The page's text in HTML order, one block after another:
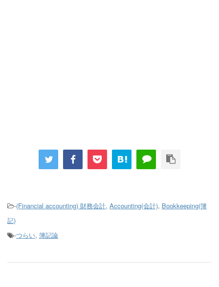
-(Financial accounting) 財務会計, Accounting(会計), Bookkeeping(簿
記)
-つらい, 簿記論